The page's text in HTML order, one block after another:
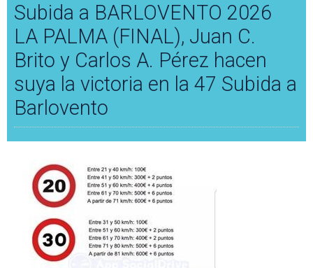
Subida a BARLOVENTO 2026
LA PALMA (FINAL), Juan C.
Brito y Carlos A. Pérez hacen
suya la victoria en la 47 Subida a
Barlovento